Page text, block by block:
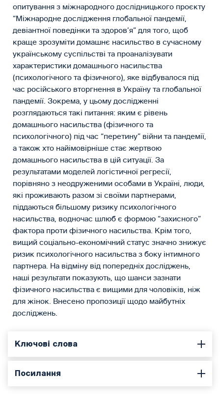
опитування з міжнародного дослідницького проєкту
“Міжнародне дослідження глобальної пандемії,
девіантної поведінки та здоров’я” для того, щоб
краще зрозуміти домашнє насильство в сучасному
українському суспільстві та проаналізувати
характеристики домашнього насильства
(психологічного та фізичного), яке відбувалося під
час російського вторгнення в Україну та глобальної
пандемії. Зокрема, у цьому дослідженні
розглядаються такі питання: яким є рівень
домашнього насильства (фізичного та
психологічного) під час “перетину” війни та пандемії,
а також хто найімовірніше стає жертвою
домашнього насильства в цій ситуації. За
результатами моделей логістичної регресії,
порівняно з неодруженими особами в Україні, люди,
які проживають разом зі своїми партнерами,
піддаються більшому ризику психологічного
насильства, водночас шлюб є формою “захисного”
фактора проти фізичного насильства. Крім того,
вищий соціально-економічний статус значно знижує
ризик психологічного насильства з боку інтимного
партнера. На відміну від попередніх досліджень,
наші результати показують, що шанси зазнати
фізичного насильства є вищими для чоловіків, ніж
для жінок. Внесено пропозиції щодо майбутніх
досліджень.
Ключові слова
Посилання